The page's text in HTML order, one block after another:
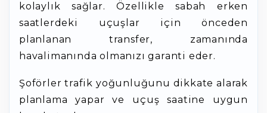
kolaylık sağlar. Özellikle sabah erken
saatlerdeki uçuşlar için önceden
planlanan transfer, zamanında
havalimanında olmanızı garanti eder.
Şoförler trafik yoğunluğunu dikkate alarak
planlama yapar ve uçuş saatine uygun